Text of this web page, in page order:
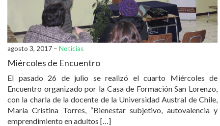
agosto 3, 2017 – Noticias
Miércoles de Encuentro
El pasado 26 de julio se realizó el cuarto Miércoles de
Encuentro organizado por la Casa de Formación San Lorenzo,
con la charla de la docente de la Universidad Austral de Chile,
María Cristina Torres, “Bienestar subjetivo, autovalencia y
emprendimiento en adultos […]